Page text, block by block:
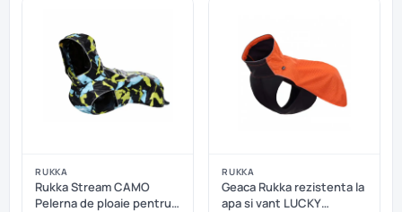
RUKKA
Rukka Stream CAMO
Pelerna de ploaie pentru
RUKKA
Geaca Rukka rezistenta la
apa si vant LUCKY